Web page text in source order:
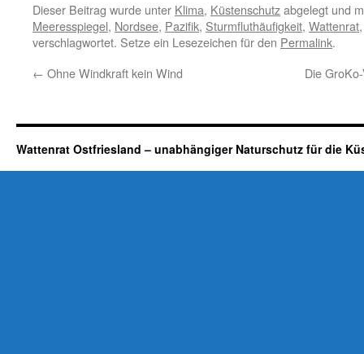
Dieser Beitrag wurde unter Klima, Küstenschutzabgelegt und
Meeresspiegel, Nordsee, Pazifik, Sturmfluthäufigkeit, Wattenrat
verschlagwortet. Setze ein Lesezeichen für den Permalink.
← Ohne Windkraft kein Wind Die
Wattenrat Ostfriesland – unabhängiger Naturschutz für die